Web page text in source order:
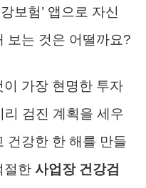
보험’ 앱으로 자신
보는 것은 어떨까요?
가장 현명한 투자
검진 계획을 세우
건강한 한 해를 만들
절한 사업장 건강검